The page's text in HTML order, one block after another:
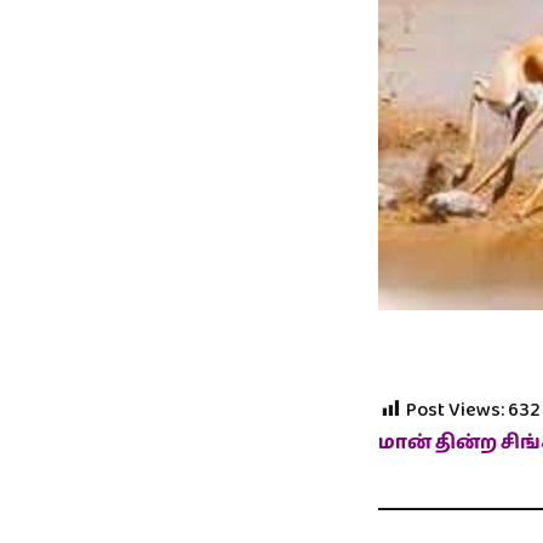
Post Views:632
மான் தின்ற